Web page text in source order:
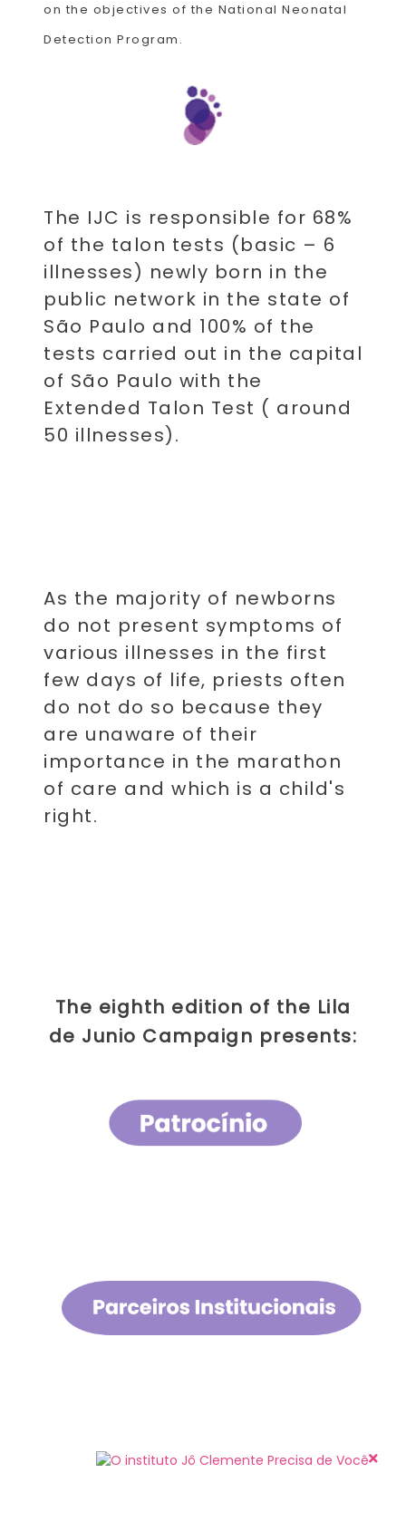
on the objectives of the National Neonatal
Detection Program.
The IJC is responsible for 68%
of the talon tests (basic – 6
illnesses) newly born in the
public network in the state of
São Paulo and 100% of the
tests carried out in the capital
of São Paulo with the
Extended Talon Test ( around
50 illnesses).
As the majority of newborns
do not present symptoms of
various illnesses in the first
few days of life, priests often
do not do so because they
are unaware of their
importance in the marathon
of care and which is a child's
right.
The eighth edition of the Lila
de Junio ​​Campaign presents: